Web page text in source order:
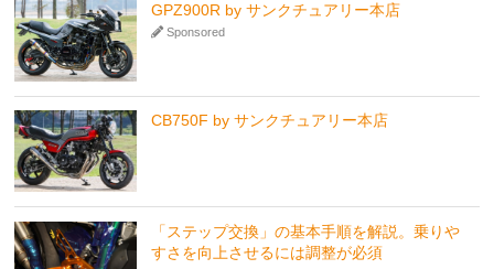
GPZ900R by サンクチュアリー本店
Sponsored
CB750F by サンクチュアリー本店
「ステップ交換」の基本手順を解説。乗りや
すさを向上させるには調整が必須